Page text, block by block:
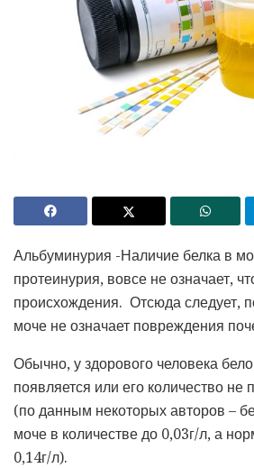
Альбуминурия -Наличие белка в
протеинурия, вовсе не означает,
происхождения. Отсюда следует,
моче не означает повреждения
Обычно, у здорового человека
появляется или его количество
(по данным некоторых авторов –
моче в количестве до 0,03г/л, а
0,14г/л).